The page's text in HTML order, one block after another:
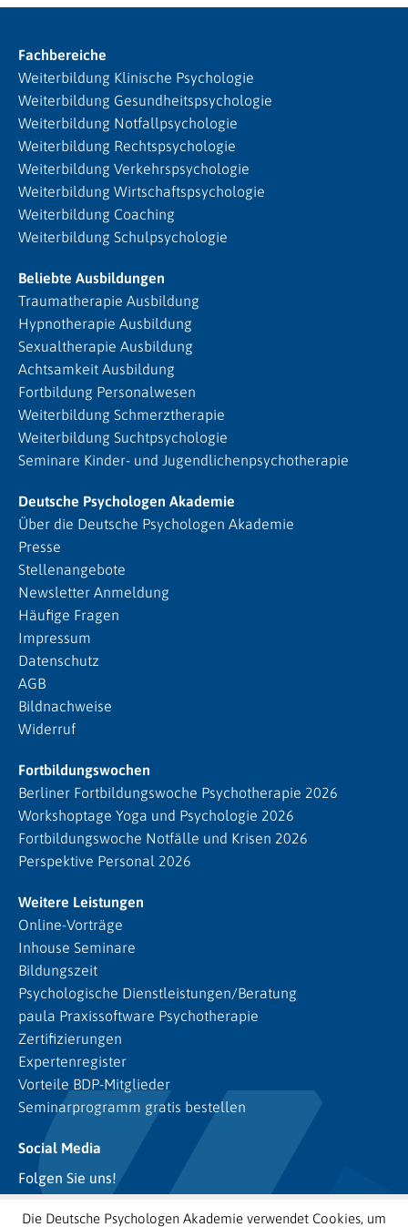
Fachbereiche
Weiterbildung Klinische Psychologie
Weiterbildung Gesundheitspsychologie
Weiterbildung Notfallpsychologie
Weiterbildung Rechtspsychologie
Weiterbildung Verkehrspsychologie
Weiterbildung Wirtschaftspsychologie
Weiterbildung Coaching
Weiterbildung Schulpsychologie
Beliebte Ausbildungen
Traumatherapie Ausbildung
Hypnotherapie Ausbildung
Sexualtherapie Ausbildung
Achtsamkeit Ausbildung
Fortbildung Personalwesen
Weiterbildung Schmerztherapie
Weiterbildung Suchtpsychologie
Seminare Kinder- und Jugendlichenpsychotherapie
Deutsche Psychologen Akademie
Über die Deutsche Psychologen Akademie
Presse
Stellenangebote
Newsletter Anmeldung
Häufige Fragen
Impressum
Datenschutz
AGB
Bildnachweise
Widerruf
Fortbildungswochen
Berliner Fortbildungswoche Psychotherapie 2026
Workshoptage Yoga und Psychologie 2026
Fortbildungswoche Notfälle und Krisen 2026
Perspektive Personal 2026
Weitere Leistungen
Online-Vorträge
Inhouse Seminare
Bildungszeit
Psychologische Dienstleistungen/Beratung
paula Praxissoftware Psychotherapie
Zertifizierungen
Expertenregister
Vorteile BDP-Mitglieder
Seminarprogramm gratis bestellen
Social Media
Folgen Sie uns!
Die Deutsche Psychologen Akademie verwendet Cookies, um